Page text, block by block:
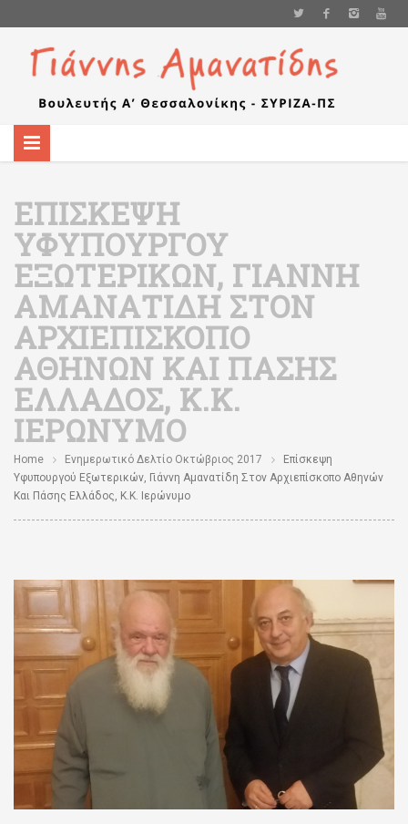
ΕΠΊΣΚΕΨΗ
ΥΦΥΠΟΥΡΓΟΎ
ΕΞΩΤΕΡΙΚΏΝ, ΓΙΆΝΝΗ
ΑΜΑΝΑΤΊΔΗ ΣΤΟΝ
ΑΡΧΙΕΠΊΣΚΟΠΟ
ΑΘΗΝΏΝ ΚΑΙ ΠΆΣΗΣ
ΕΛΛΆΔΟΣ, Κ.Κ.
ΙΕΡΏΝΥΜΟ
Home Ενημερωτικό Δελτίο Οκτώβριος 2017
Επίσκεψη
Υφυπουργού Εξωτερικών, Γιάννη Αμανατίδη Στον Αρχιεπίσκοπο Αθηνών
Και Πάσης Ελλάδος, Κ.κ. Ιερώνυμο